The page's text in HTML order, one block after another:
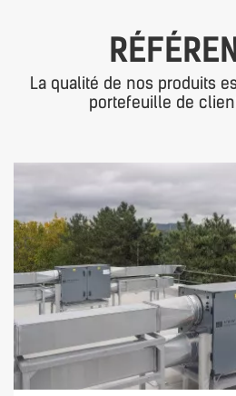
La qualité de nos produits
portefeuille de